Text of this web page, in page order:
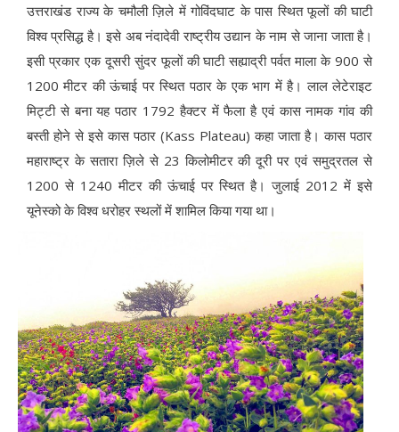
उत्तराखंड राज्य के चमौली ज़िले में गोविंदघाट के पास स्थित फूलों की घाटी
विश्व प्रसिद्ध है। इसे अब नंदादेवी राष्ट्रीय उद्यान के नाम से जाना जाता है।
इसी प्रकार एक दूसरी सुंदर फूलों की घाटी सह्याद्री पर्वत माला के 900 से
1200 मीटर की ऊंचाई पर स्थित पठार के एक भाग में है। लाल लेटेराइट
मिट्टी से बना यह पठार 1792 हैक्टर में फैला है एवं कास नामक गांव की
बस्ती होने से इसे कास पठार (Kass Plateau) कहा जाता है। कास पठार
महाराष्ट्र के सतारा ज़िले से 23 किलोमीटर की दूरी पर एवं समुद्रतल से
1200 से 1240 मीटर की ऊंचाई पर स्थित है। जुलाई 2012 में इसे
यूनेस्को के विश्व धरोहर स्थलों में शामिल किया गया था।